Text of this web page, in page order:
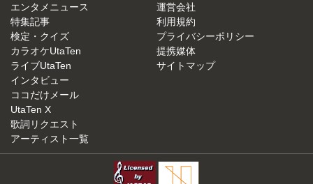
エンタメニュース
特集記事
検定・クイズ
カラオケUtaTen
ライブUtaTen
インタビュー
ココだけメール
UtaTen X
歌詞リクエスト
アーティスト一覧
運営会社
利用規約
プライバシーポリシー
提携媒体
サイトマップ